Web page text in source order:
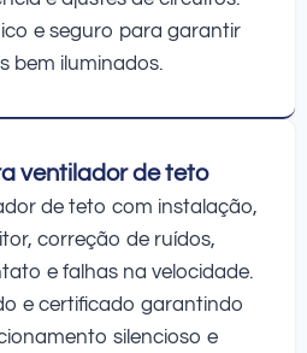
e seguro para garantir
bem iluminados.
ventilador de teto
de teto com instalação,
correção de ruídos,
e falhas na velocidade.
e certificado garantindo
silencioso e